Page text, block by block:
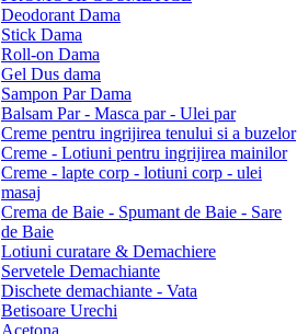
Deodorant Dama
Stick Dama
Roll-on Dama
Gel Dus dama
Sampon Par Dama
Balsam Par - Masca par - Ulei par
Creme pentru ingrijirea tenului si a buzelor
Creme - Lotiuni pentru ingrijirea mainilor
Creme - lapte corp - lotiuni corp - ulei
masaj
Crema de Baie - Spumant de Baie - Sare
de Baie
Lotiuni curatare & Demachiere
Servetele Demachiante
Dischete demachiante - Vata
Betisoare Urechi